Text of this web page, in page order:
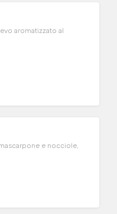
aromatizzato al
e nocciole,